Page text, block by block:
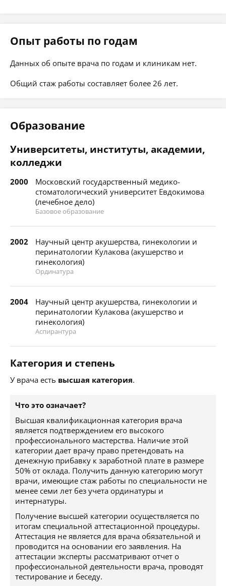
Опыт работы по годам
Данных об опыте врача по годам и клиникам нет.
Общий стаж работы составляет более 26 лет.
Образование
Университеты, институты, академии,
колледжи
2000
Московский государственный медико-
стоматологический университет Евдокимова
(лечебное дело)
Базовое образование
2002
Научный центр акушерства, гинекологии и
перинатологии Кулакова (акушерство и
гинекология)
Ординатура
2004
Научный центр акушерства, гинекологии и
перинатологии Кулакова (акушерство и
гинекология)
Аспирантура
Категория и степень
У врача есть высшая категория.
Что это означает?
Высшая квалификационная категория врача
является подтверждением его высокого
профессионального мастерства. Наличие этой
категории дает врачу право претендовать на
денежную прибавку к заработной плате в размере
50% от оклада. Получить данную категорию могут
врачи, имеющие стаж работы по специальности не
менее семи лет без учета ординатуры и
интернатуры.
Получение высшей категории осуществляется по
итогам специальной аттестационной процедуры.
Аттестация не является для врача обязательной и
проводится на основании его заявления. На
аттестации эксперты рассматривают отчет о
профессиональной деятельности врача, проводят
тестирование и беседу.